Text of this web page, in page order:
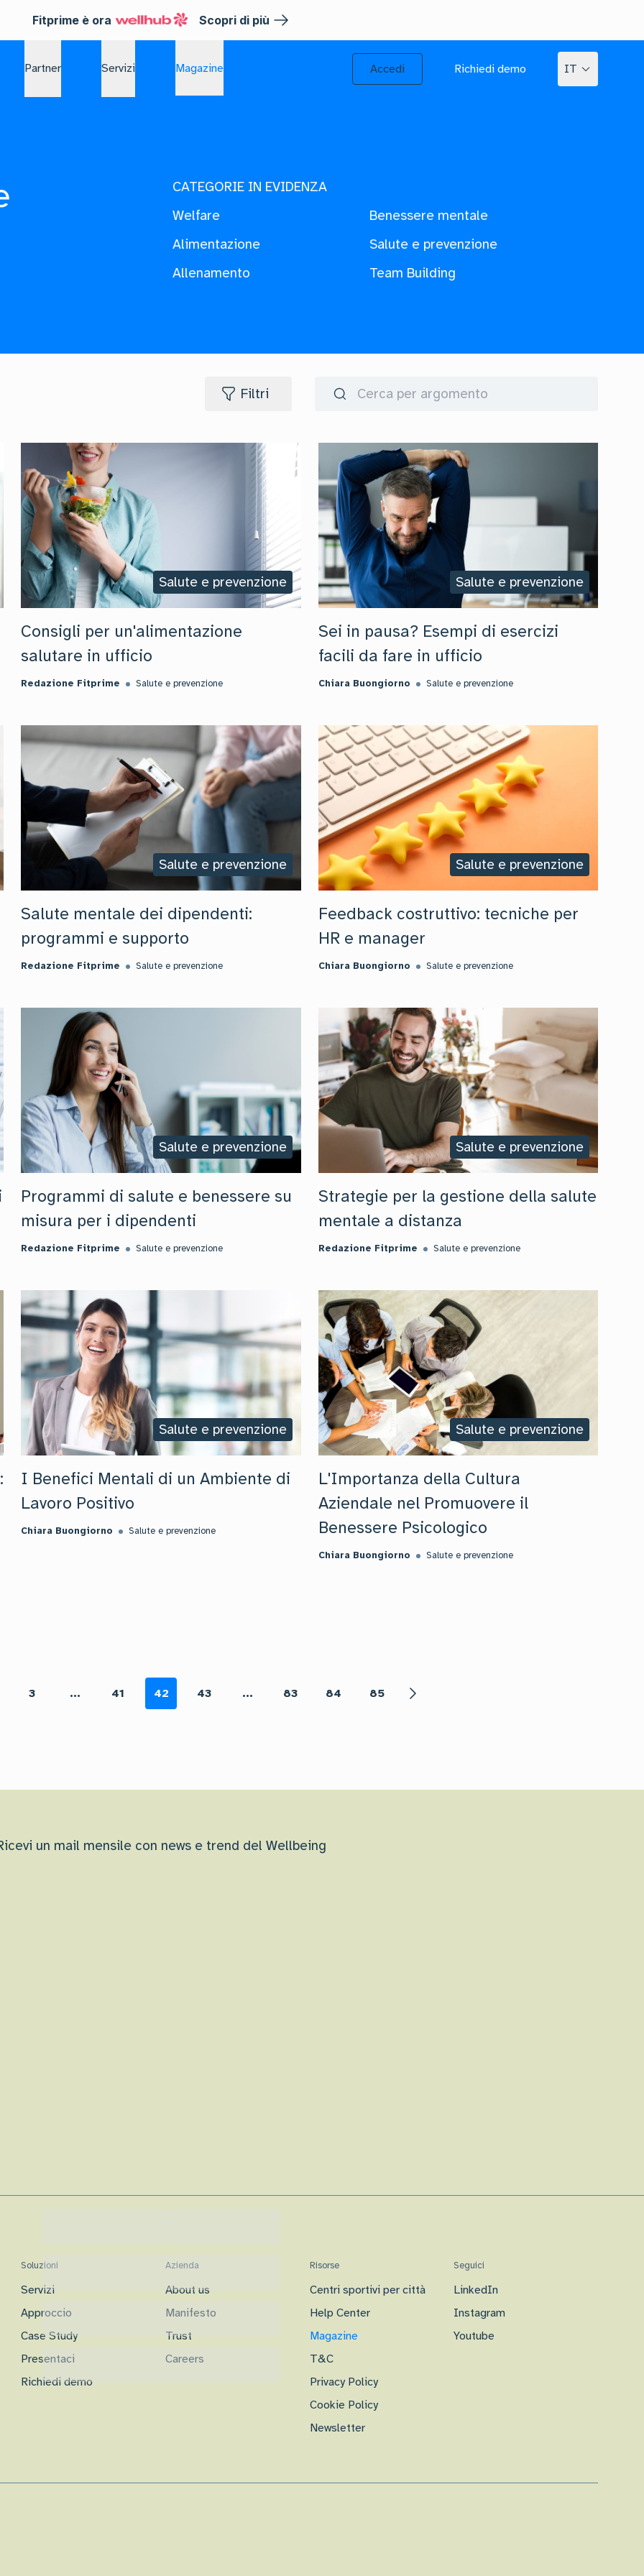
Fitprime è ora Scopri di più
Partner Servizi Magazine Accedi Richiedi demo IT
CATEGORIE IN EVIDENZA
Welfare
Alimentazione
Allenamento
Benessere mentale
Salute e prevenzione
Team Building
Filtri
Salute e prevenzione
Consigli per un'alimentazione
salutare in ufficio
Redazione Fitprime Salute e prevenzione
Salute e prevenzione
Sei in pausa? Esempi di esercizi
facili da fare in ufficio
Chiara Buongiorno Salute e prevenzione
Salute e prevenzione
Salute mentale dei dipendenti:
programmi e supporto
Redazione Fitprime Salute e prevenzione
Salute e prevenzione
Feedback costruttivo: tecniche per
HR e manager
Chiara Buongiorno Salute e prevenzione
Salute e prevenzione
Programmi di salute e benessere su
misura per i dipendenti
Redazione Fitprime Salute e prevenzione
Salute e prevenzione
Strategie per la gestione della salute
mentale a distanza
Redazione Fitprime Salute e prevenzione
Salute e prevenzione
I Benefici Mentali di un Ambiente di
Lavoro Positivo
Chiara Buongiorno Salute e prevenzione
Salute e prevenzione
L'Importanza della Cultura
Aziendale nel Promuovere il
Benessere Psicologico
Chiara Buongiorno Salute e prevenzione
3 ... 41 42 43 ... 83 84 85
un mail mensile con news e trend del Wellbeing
Soluzioni
Servizi
Approccio
Case Study
Presentaci
Richiedi demo
Azienda
About us
Manifesto
Trust
Careers
Risorse
Centri sportivi per città
Help Center
Magazine
T&C
Privacy Policy
Cookie Policy
Newsletter
Seguici
LinkedIn
Instagram
Youtube